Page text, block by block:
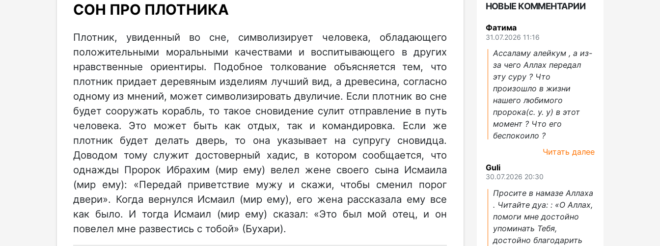
СОН ПРО ПЛОТНИКА
Плотник, увиденный во сне, символизирует человека, обладающего
положительными моральными качествами и воспитывающего в других
нравственные ориентиры. Подобное толкование объясняется тем, что
плотник придает деревяным изделиям лучший вид, а древесина, согласно
одному из мнений, может символизировать двуличие. Если плотник во сне
будет сооружать корабль, то такое сновидение сулит отправление в путь
человека. Это может быть как отдых, так и командировка. Если же
плотник будет делать дверь, то она указывает на супругу сновидца.
Доводом тому служит достоверный хадис, в котором сообщается, что
однажды Пророк Ибрахим (мир ему) велел жене своего сына Исмаила
(мир ему): «Передай приветствие мужу и скажи, чтобы сменил порог
двери». Когда вернулся Исмаил (мир ему), его жена рассказала ему все
как было. И тогда Исмаил (мир ему) сказал: «Это был мой отец, и он
повелел мне развестись с тобой» (Бухари).
НОВЫЕ КОММЕНТАРИИ
Фатима
31.07.2026 11:16
Ассаламу алейкум , а из-
за чего Аллах передал
эту суру ? Что
произошло в жизни
нашего любимого
пророка(с. у. у) в этот
момент ? Что его
беспокоило ?
Читать далее
Guli
30.07.2026 20:30
Просите в намазе Аллаха
. Читайте дуа: : «О Аллах,
помоги мне достойно
упоминать Тебя,
достойно благодарить